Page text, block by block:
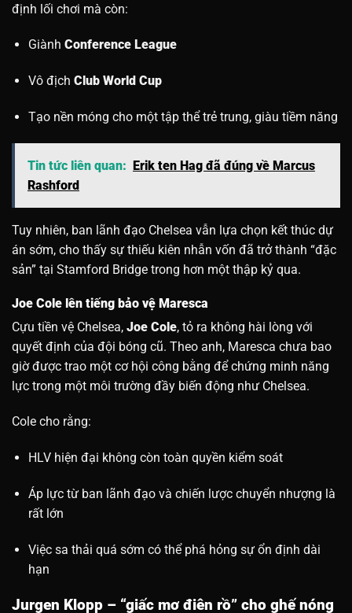
định lối chơi mà còn:
Giành Conference League
Vô địch Club World Cup
Tạo nền móng cho một tập thể trẻ trung, giàu tiềm năng
Tin tức liên quan: Erik ten Hag đã đúng về Marcus
Rashford
Tuy nhiên, ban lãnh đạo Chelsea vẫn lựa chọn kết thúc dự
án sớm, cho thấy sự thiếu kiên nhẫn vốn đã trở thành “đặc
sản” tại Stamford Bridge trong hơn một thập kỷ qua.
Joe Cole lên tiếng bảo vệ Maresca
Cựu tiền vệ Chelsea, Joe Cole, tỏ ra không hài lòng với
quyết định của đội bóng cũ. Theo anh, Maresca chưa bao
giờ được trao một cơ hội công bằng để chứng minh năng
lực trong một môi trường đầy biến động như Chelsea.
Cole cho rằng:
HLV hiện đại không còn toàn quyền kiểm soát
Áp lực từ ban lãnh đạo và chiến lược chuyển nhượng là
rất lớn
Việc sa thải quá sớm có thể phá hỏng sự ổn định dài
hạn
Jurgen Klopp – “giấc mơ điên rồ” cho ghế nóng